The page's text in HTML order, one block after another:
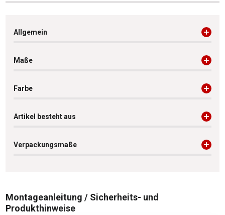
Allgemein
Maße
Farbe
Artikel besteht aus
Verpackungsmaße
Montageanleitung / Sicherheits- und
Produkthinweise